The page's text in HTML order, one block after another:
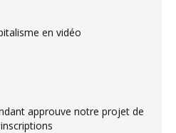
en vidéo
approuve notre projet de